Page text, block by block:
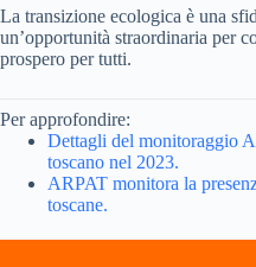
La transizione ecologica è una
un’opportunità straordinaria per
prospero per tutti.
Per approfondire:
Dettagli del monitoraggio
toscano nel 2023.
ARPAT monitora la
toscane.